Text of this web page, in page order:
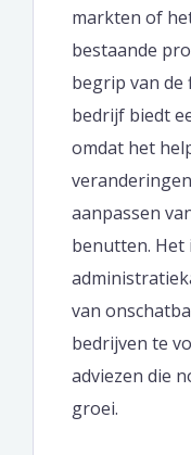
markten of
bestaande
begrip van de
bedrijf biedt
omdat het
aanpassen
benutten. Het
van
bedrijven te
adviezen die
groei.